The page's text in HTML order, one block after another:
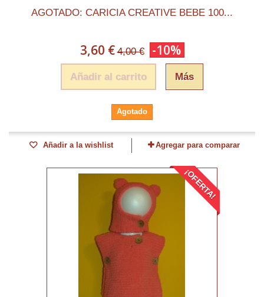
AGOTADO: CARICIA CREATIVE BEBE 100...
3,60 € 4,00 € -10%
Añadir al carrito Más
Agotado
Añadir a la wishlist Agregar para comparar
¡OFERTA!